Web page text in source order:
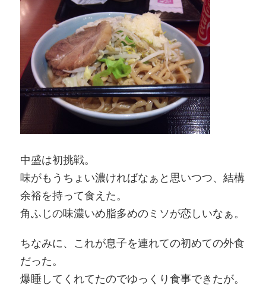
中盛は初挑戦。
味がもうちょい濃ければなぁと思いつつ、結構
余裕を持って食えた。
角ふじの味濃いめ脂多めのミソが恋しいなぁ。
ちなみに、これが息子を連れての初めての外食
だった。
爆睡してくれてたのでゆっくり食事できたが。